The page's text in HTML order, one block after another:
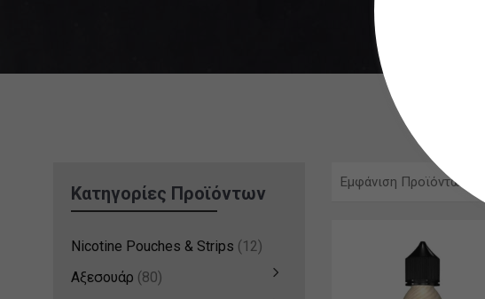
Κατηγορίες Προϊόντων
Nicotine Pouches & Strips (12)
Αξεσουάρ (80)
Εμφάνιση Προϊόντων